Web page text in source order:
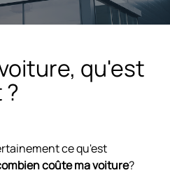
qu'est
ce qu'est
coûte ma voiture?